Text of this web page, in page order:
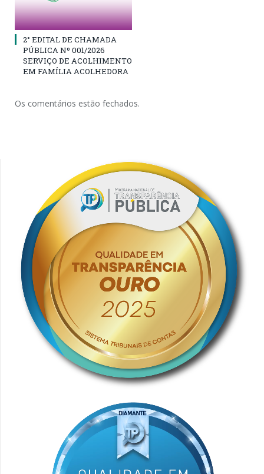
2° EDITAL DE CHAMADA
PÚBLICA Nº 001/2026
SERVIÇO DE ACOLHIMENTO
EM FAMÍLIA ACOLHEDORA
Os comentários estão fechados.